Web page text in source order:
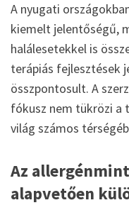
A nyugati
kiemelt jelentőségű,
halálesetekkel is
terápiás fejlesztések
összpontosult. A
fókusz nem tükrözi a
világ számos
Az
alapvetően